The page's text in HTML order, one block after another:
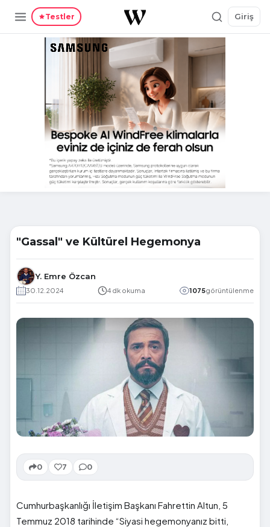
Testler Giriş
"Gassal" ve Kültürel Hegemonya
Y. Emre Özcan
30.12.2024 4 dk okuma 1075görüntülenme
0 7 0
Cumhurbaşkanlığı İletişim Başkanı Fahrettin Altun, 5
Temmuz 2018 tarihinde “Siyasi hegemonyanız bitti,